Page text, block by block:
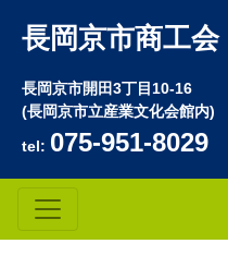
長岡京市商工会
長岡京市開田3丁目10-16
(長岡京市立産業文化会館内)
tel: 075-951-8029